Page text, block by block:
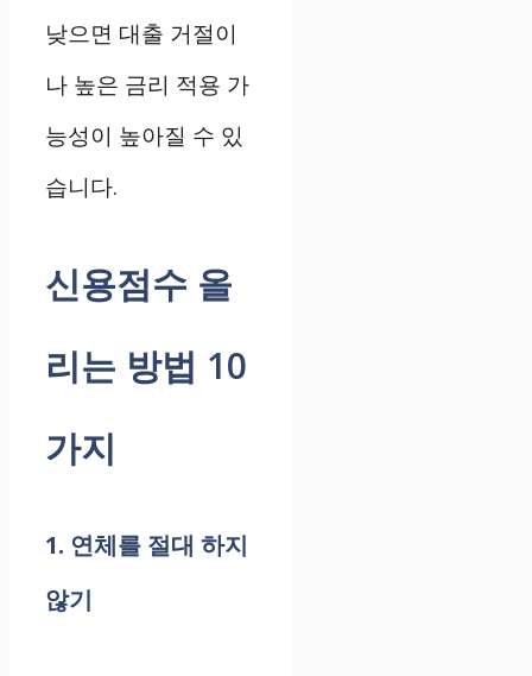
낮으면 대출 거절이
나 높은 금리 적용 가
능성이 높아질 수 있
습니다.
신용점수 올
리는 방법 10
가지
1. 연체를 절대 하지
않기